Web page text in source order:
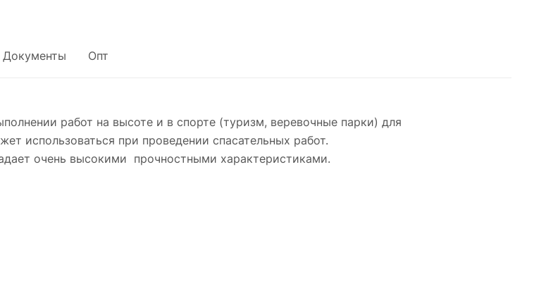
Документы Опт
работ на высоте и в спорте (туризм, веревочные парки) для
использоваться при проведении спасательных работ.
очень высокими прочностными характеристиками.